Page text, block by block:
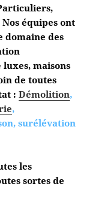
équipes ont
domaine des
luxes, maisons
de toutes
: Démolition,
,
surélévation
les
sortes de